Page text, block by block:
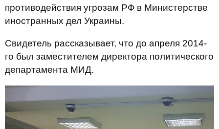
противодействия угрозам РФ в Министерстве
иностранных дел Украины.
Свидетель рассказывает, что до апреля 2014-
го был заместителем директора политического
департамента МИД.